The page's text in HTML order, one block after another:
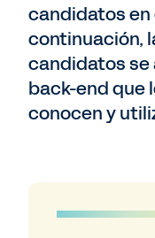
candidatos
continuación,
candidatos se
back-end que
conocen y